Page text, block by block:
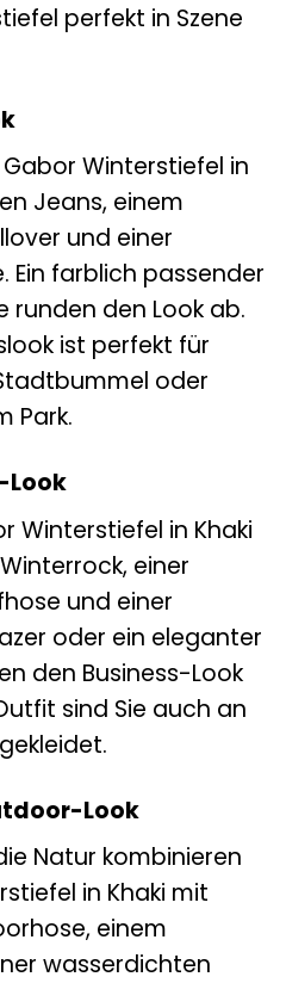
perfekt in Szene
Winterstiefel in
Jeans, einem
und einer
Ein farblich passender
runden den Look ab.
ist perfekt für
oder
Park.
Look
Winterstiefel in Khaki
einer
und einer
oder ein eleganter
den Business-Look
sind Sie auch an
Look
Natur kombinieren
in Khaki mit
einem
wasserdichten